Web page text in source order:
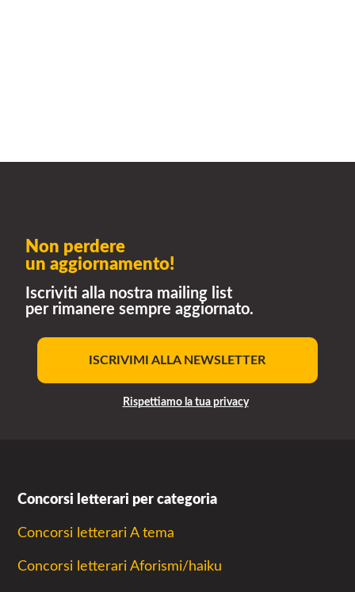
Non perdere
un aggiornamento!
Iscriviti alla nostra mailing list
per rimanere sempre aggiornato.
ISCRIVIMI ALLA NEWSLETTER
Rispettiamo la tua privacy
Concorsi letterari per categoria
Concorsi letterari A tema
Concorsi letterari Aforismi/haiku